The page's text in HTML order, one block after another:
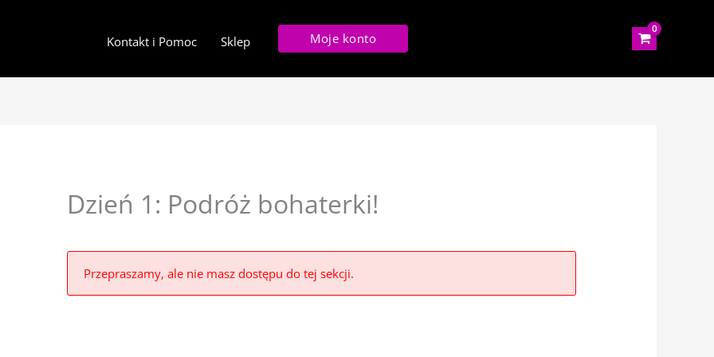
Kontakt i Pomoc Sklep Moje konto
Dzień 1: Podróż bohaterki!
Przepraszamy, ale nie masz dostępu do tej sekcji.